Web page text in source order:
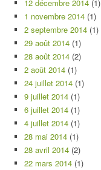
12 décembre 2014 (1)
1 novembre 2014 (1)
2 septembre 2014 (1)
29 août 2014 (1)
28 août 2014 (2)
2 août 2014 (1)
24 juillet 2014 (1)
9 juillet 2014 (1)
6 juillet 2014 (1)
4 juillet 2014 (1)
28 mai 2014 (1)
28 avril 2014 (2)
22 mars 2014 (1)